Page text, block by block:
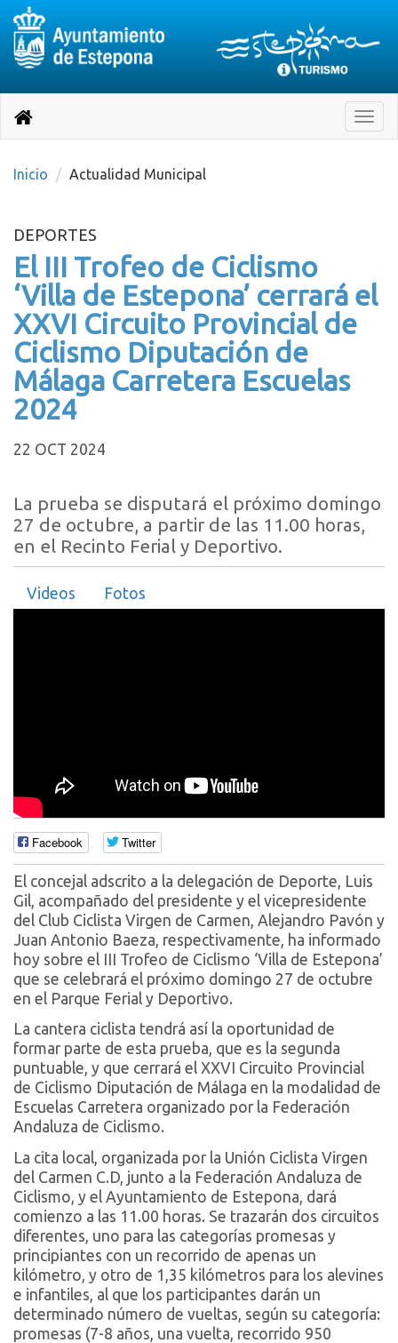
página
Toggle
Destino:
Volver
inicio
Inicio Actualidad Municipal
DEPORTES
El III Trofeo de Ciclismo
‘Villa de Estepona’ cerrará el
XXVI Circuito Provincial de
Ciclismo Diputación de
Málaga Carretera Escuelas
2024
22 OCT 2024
La prueba se disputará el próximo domingo
27 de octubre, a partir de las 11.00 horas,
en el Recinto Ferial y Deportivo.
Videos Fotos
Facebook Twitter
El concejal adscrito a la delegación de Deporte, Luis
Gil, acompañado del presidente y el vicepresidente
del Club Ciclista Virgen de Carmen, Alejandro Pavón y
Juan Antonio Baeza, respectivamente, ha informado
hoy sobre el III Trofeo de Ciclismo ‘Villa de Estepona’
que se celebrará el próximo domingo 27 de octubre
en el Parque Ferial y Deportivo.
La cantera ciclista tendrá así la oportunidad de
formar parte de esta prueba, que es la segunda
puntuable, y que cerrará el XXVI Circuito Provincial
de Ciclismo Diputación de Málaga en la modalidad de
Escuelas Carretera organizado por la Federación
Andaluza de Ciclismo.
La cita local, organizada por la Unión Ciclista Virgen
del Carmen C.D, junto a la Federación Andaluza de
Ciclismo, y el Ayuntamiento de Estepona, dará
comienzo a las 11.00 horas. Se trazarán dos circuitos
diferentes, uno para las categorías promesas y
principiantes con un recorrido de apenas un
kilómetro, y otro de 1,35 kilómetros para los alevines
e infantiles, al que los participantes darán un
determinado número de vueltas, según su categoría:
promesas (7-8 años, una vuelta, recorrido 950